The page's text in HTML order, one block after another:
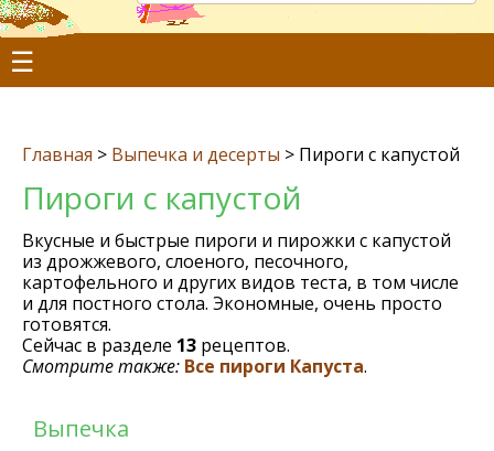
☰
Главная > Выпечка и десерты > Пироги с капустой
Пироги с капустой
Вкусные и быстрые пироги и пирожки с капустой
из дрожжевого, слоеного, песочного,
картофельного и других видов теста, в том числе
и для постного стола. Экономные, очень просто
готовятся.
Сейчас в разделе 13 рецептов.
Смотрите также: Все пироги Капуста.
Выпечка